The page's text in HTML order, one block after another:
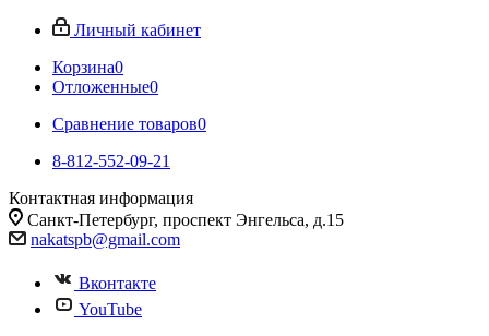
Личный кабинет
Корзина0
Отложенные0
Сравнение товаров0
8-812-552-09-21
Контактная информация
Санкт-Петербург, проспект Энгельса, д.15
nakatspb@gmail.com
Вконтакте
YouTube